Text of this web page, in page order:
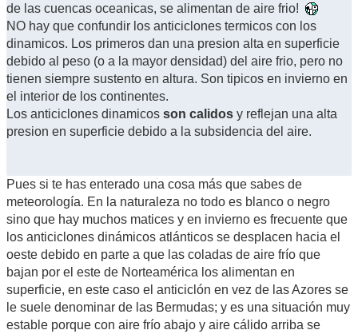
de las cuencas oceanicas, se alimentan de aire frio!
NO hay que confundir los anticiclones termicos con los
dinamicos. Los primeros dan una presion alta en superficie
debido al peso (o a la mayor densidad) del aire frio, pero no
tienen siempre sustento en altura. Son tipicos en invierno en
el interior de los continentes.
Los anticiclones dinamicos son calidos y reflejan una alta
presion en superficie debido a la subsidencia del aire.
Pues si te has enterado una cosa más que sabes de
meteorología. En la naturaleza no todo es blanco o negro
sino que hay muchos matices y en invierno es frecuente que
los anticiclones dinámicos atlánticos se desplacen hacia el
oeste debido en parte a que las coladas de aire frío que
bajan por el este de Norteamérica los alimentan en
superficie, en este caso el anticiclón en vez de las Azores se
le suele denominar de las Bermudas; y es una situación muy
estable porque con aire frío abajo y aire cálido arriba se